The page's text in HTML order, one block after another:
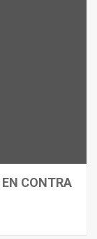
EN CONTRA